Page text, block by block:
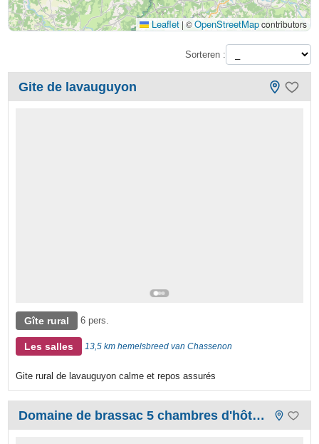
Leaflet | ©OpenStreetMapcontributors
Sorteren :
Gite de lavauguyon
Gîte rural 6 pers.
Les salles 13,5 km hemelsbreed van Chassenon
Gite rural de lavauguyon calme et repos assurés
Domaine de brassac 5 chambres d'hôtes et 2 gites